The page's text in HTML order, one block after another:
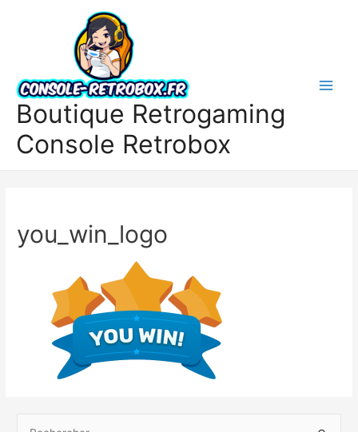
Boutique Retrogaming
Console Retrobox
you_win_logo